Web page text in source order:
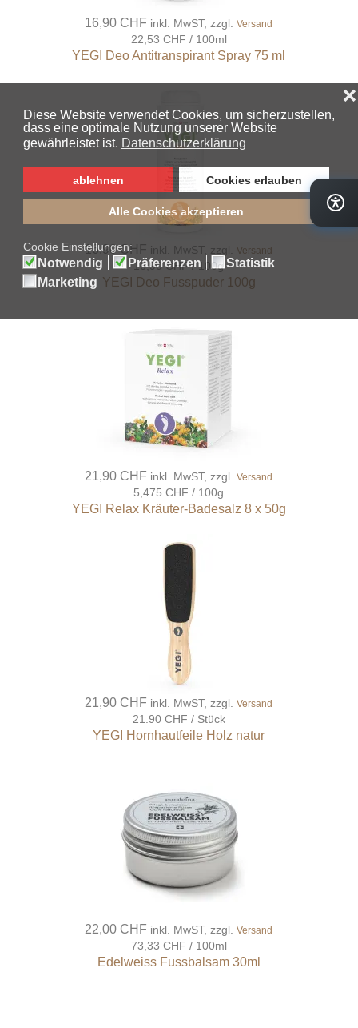
16,90 CHF inkl. MwST, zzgl.Versand
22,53 CHF / 100ml
YEGI Deo Antitranspirant Spray 75 ml
16,90 CHF inkl. MwST, zzgl.Versand
16,90 CHF / 100g
YEGI Deo Fusspuder 100g
21,90 CHF inkl. MwST, zzgl.Versand
5,475 CHF / 100g
YEGI Relax Kräuter-Badesalz 8 x 50g
21,90 CHF inkl. MwST, zzgl.Versand
21.90 CHF / Stück
YEGI Hornhautfeile Holz natur
22,00 CHF inkl. MwST, zzgl.Versand
73,33 CHF / 100ml
Edelweiss Fussbalsam 30ml